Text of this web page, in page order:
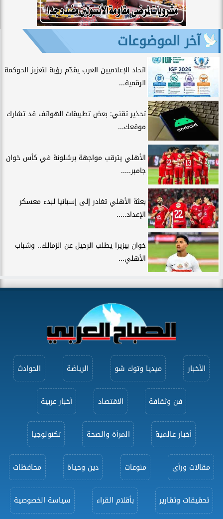
آخر الموضوعات
اتحاد الإعلاميين العرب يقدّم رؤية لتعزيز الحوكمة
الرقمية...
تحذير تقني: بعض تطبيقات الهواتف قد تشارك
موقعك...
الأهلي يترقب مواجهة برشلونة في كأس خوان
جامبر.....
بعثة الأهلي تغادر إلى إسبانيا لبدء معسكر
الإعداد.....
خوان بيزيرا يطلب الرحيل عن الزمالك.. وشباب
الأهلي...
الأخبار ميديا وتوك شو الرياضة الحوادث
فن وثقافة الاقتصاد أخبار عربية
أخبار عالمية المرأة والصحة تكنولوجيا
مقالات ورأى منوعات دين وحياة محافظات
تحقيقات وتقارير بأقلام القراء سياسة الخصوصية